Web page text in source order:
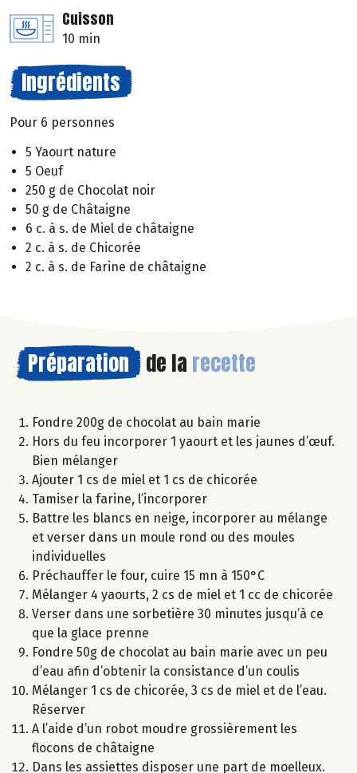
Cuisson
10 min
Ingrédients
Pour 6 personnes
5 Yaourt nature
5 Oeuf
250 g de Chocolat noir
50 g de Châtaigne
6 c. à s. de Miel de châtaigne
2 c. à s. de Chicorée
2 c. à s. de Farine de châtaigne
Préparation de la recette
Fondre 200g de chocolat au bain marie
Hors du feu incorporer 1 yaourt et les jaunes d’œuf.
Bien mélanger
Ajouter 1 cs de miel et 1 cs de chicorée
Tamiser la farine, l’incorporer
Battre les blancs en neige, incorporer au mélange
et verser dans un moule rond ou des moules
individuelles
Préchauffer le four, cuire 15 mn à 150°C
Mélanger 4 yaourts, 2 cs de miel et 1 cc de chicorée
Verser dans une sorbetière 30 minutes jusqu’à ce
que la glace prenne
Fondre 50g de chocolat au bain marie avec un peu
d’eau afin d’obtenir la consistance d’un coulis
Mélanger 1 cs de chicorée, 3 cs de miel et de l’eau.
Réserver
A l’aide d’un robot moudre grossièrement les
flocons de châtaigne
Dans les assiettes disposer une part de moelleux.